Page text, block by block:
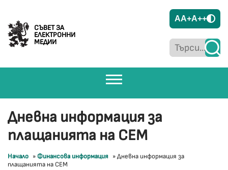
СЪВЕТ ЗА
ЕЛЕКТРОННИ
МЕДИИ
AA+A++
Дневна информация за
плащанията на СЕМ
Начало » Финансова информация »Дневна информация за
плащанията на СЕМ